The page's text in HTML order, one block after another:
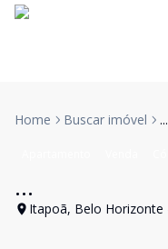
Home Buscar imóvel ...
...
Itapoã, Belo Horizonte